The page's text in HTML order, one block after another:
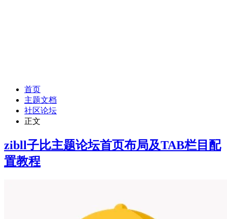
首页
主题文档
社区论坛
正文
zibll子比主题论坛首页布局及TAB栏目配
置教程